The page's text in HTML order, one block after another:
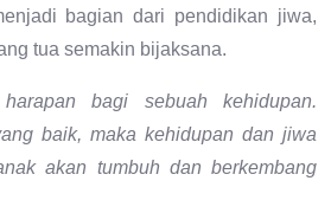
bagian dari pendidikan jiwa,
tua semakin bijaksana.
bagi sebuah kehidupan.
baik, maka kehidupan dan jiwa
akan tumbuh dan berkembang